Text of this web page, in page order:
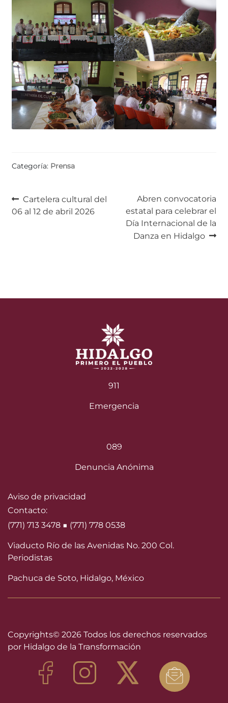
Categoría: Prensa
Navegación
de
Anterior:
Cartelera cultural del
06 al 12 de abril 2026
Siguiente:
Abren convocatoria
estatal para celebrar el
Día Internacional de la
Danza en Hidalgo
911
Emergencia
089
Denuncia Anónima
Aviso de privacidad
Contacto:
(771) 713 3478 ■ (771) 778 0538
Viaducto Río de las Avenidas No. 200 Col.
Periodistas
Pachuca de Soto, Hidalgo, México
Copyrights© 2026 Todos los derechos reservados
por Hidalgo de la Transformación